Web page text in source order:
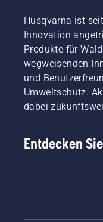
Husqvarna ist
Innovation
Produkte für
wegweisenden
und
Umweltschutz.
dabei
Entdecken